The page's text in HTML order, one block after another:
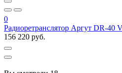
0
Радиоретранслятор Аргут DR-40
156 220 руб.